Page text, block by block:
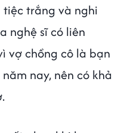
trắng và nghi
nghệ sĩ có liên
vợ chồng cô là bạn
nay, nên có khả